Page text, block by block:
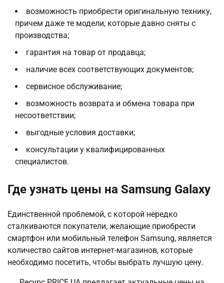
возможность приобрести оригинальную технику,
причем даже те модели, которые давно сняты с
производства;
гарантия на товар от продавца;
наличие всех соответствующих документов;
сервисное обслуживание;
возможность возврата и обмена товара при
несоответствии;
выгодные условия доставки;
консультации у квалифицированных
специалистов.
Где узнать цены на Samsung Galaxy
Единственной проблемой, с которой нередко
сталкиваются покупатели, желающие приобрести
смартфон или мобильный телефон Samsung, является
количество сайтов интернет-магазинов, которые
необходимо посетить, чтобы выбрать лучшую цену.